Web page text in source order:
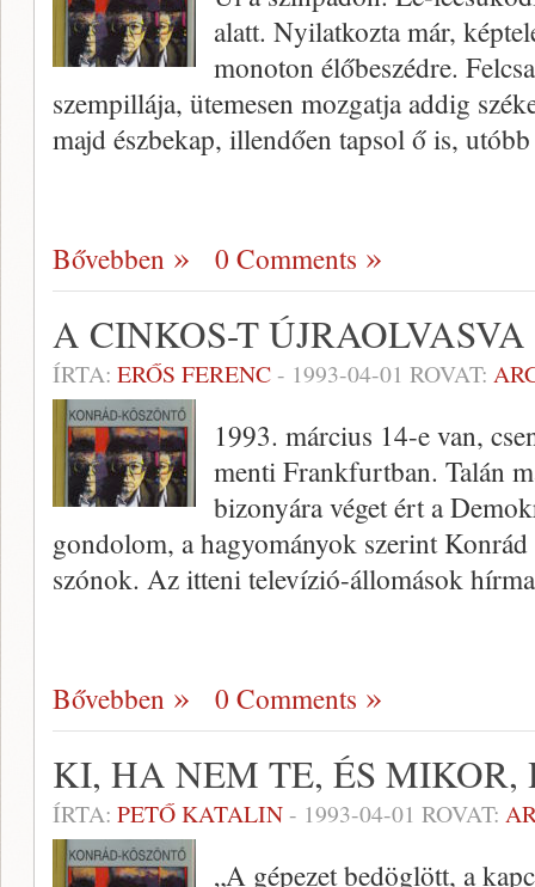
alatt. Nyilatkozta már,
monoton élőbeszédre.
szempillája, ütemesen mozgatja addig
majd észbekap, illendően tapsol ő is,
Bővebben 0 Comments
A CINKOS-T ÚJRAOLVASVA
ÍRTA: ERŐS FERENC- 1993-04-01 ROVAT:
1993. március 14-e van,
menti Frankfurtban. Talán
bizonyára véget ért a
gondolom, a hagyományok szerint
szónok. Az itteni televízió-állomások
Bővebben 0 Comments
KI, HA NEM TE, ÉS MIKOR,
ÍRTA: PETŐ KATALIN- 1993-04-01 ROVAT:
„A gépezet bedöglött, a